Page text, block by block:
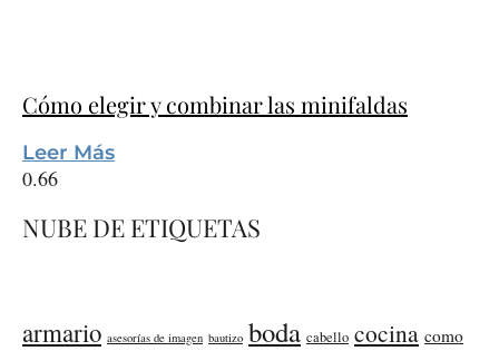
Cómo elegir y combinar las minifaldas
Leer Más
NUBE DE ETIQUETAS
armario asesorías de imagen bautizo boda cabello cocina como